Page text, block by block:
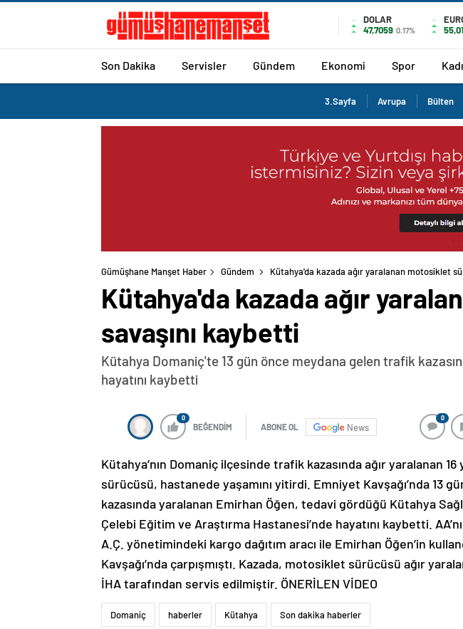
DOLAR
47,7059 0.17%
Son Dakika Servisler Gündem Ekonomi Spor
3.Sayfa Avrupa Bülten
Gümüşhane Manşet Haber Gündem Kütahya'da kazada ağır yaralanan motosiklet
Kütahya'da kazada ağır
savaşını kaybetti
Kütahya Domaniç'te 13 gün önce meydana gelen trafik
hayatını kaybetti
0
BEĞENDİM ABONE OL News
0
Kütahya’nın Domaniç ilçesinde trafik kazasında ağır yaralanan
sürücüsü, hastanede yaşamını yitirdi. Emniyet Kavşağı’nda 13
kazasında yaralanan Emirhan Öğen, tedavi gördüğü Kütahya
Çelebi Eğitim ve Araştırma Hastanesi’nde hayatını kaybetti.
A.Ç. yönetimindeki kargo dağıtım aracı ile Emirhan Öğen’in
Kavşağı’nda çarpışmıştı. Kazada, motosiklet sürücüsü ağır
İHA tarafından servis edilmiştir. ÖNERİLEN VİDEO
Domaniç haberler Kütahya Son dakika haberler